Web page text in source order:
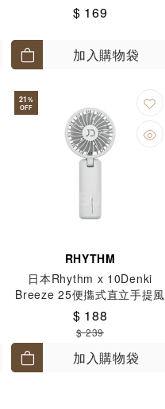
$ 169
加入購物袋
21%
OFF
RHYTHM
日本Rhythm x 10Denki
Breeze 25便㩦式直立手提風
扇 忌廉白
$ 188
$ 239
加入購物袋